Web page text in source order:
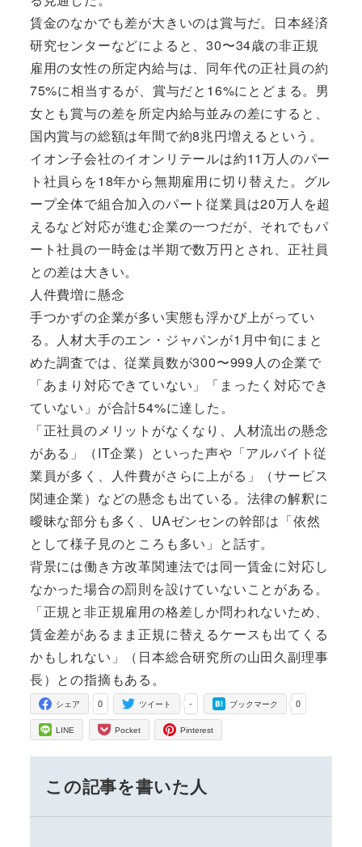
賃金のなかでも差が大きいのは賞与だ。日本経済
研究センターなどによると、30〜34歳の非正規
雇用の女性の所定内給与は、同年代の正社員の約
75%に相当するが、賞与だと16%にとどまる。男
女とも賞与の差を所定内給与並みの差にすると、
国内賞与の総額は年間で約8兆円増えるという。
イオン子会社のイオンリテールは約11万人のパー
ト社員らを18年から無期雇用に切り替えた。グル
ープ全体で組合加入のパート従業員は20万人を超
えるなど対応が進む企業の一つだが、それでもパ
ート社員の一時金は半期で数万円とされ、正社員
との差は大きい。
人件費増に懸念
手つかずの企業が多い実態も浮かび上がってい
る。人材大手のエン・ジャパンが1月中旬にまと
めた調査では、従業員数が300〜999人の企業で
「あまり対応できていない」「まったく対応でき
ていない」が合計54%に達した。
「正社員のメリットがなくなり、人材流出の懸念
がある」（IT企業）といった声や「アルバイト従
業員が多く、人件費がさらに上がる」（サービス
関連企業）などの懸念も出ている。法律の解釈に
曖昧な部分も多く、UAゼンセンの幹部は「依然
として様子見のところも多い」と話す。
背景には働き方改革関連法では同一賃金に対応し
なかった場合の罰則を設けていないことがある。
「正規と非正規雇用の格差しか問われないため、
賃金差があるまま正規に替えるケースも出てくる
かもしれない」（日本総合研究所の山田久副理事
長）との指摘もある。
0
シェア -
ツイート 0
ブックマーク
LINE Pocket Pinterest
この記事を書いた人